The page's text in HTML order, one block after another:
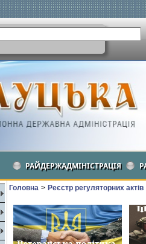
РАЙДЕРЖАДМІНІСТРАЦІЯ
Головна > Реєстр регуляторних актів